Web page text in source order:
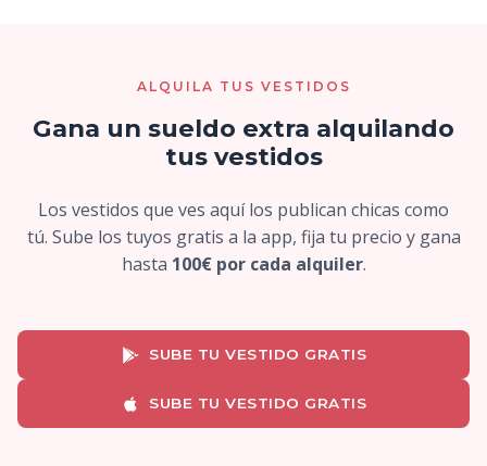
ALQUILA TUS VESTIDOS
Gana un sueldo extra alquilando
tus vestidos
Los vestidos que ves aquí los publican chicas como
tú. Sube los tuyos gratis a la app, fija tu precio y gana
hasta 100€ por cada alquiler.
SUBE TU VESTIDO GRATIS
SUBE TU VESTIDO GRATIS